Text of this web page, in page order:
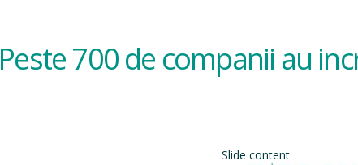
Peste 700 de companii au
Slide content